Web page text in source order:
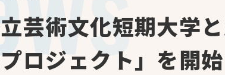
芸術文化短期大学
ロジェクト」を開始